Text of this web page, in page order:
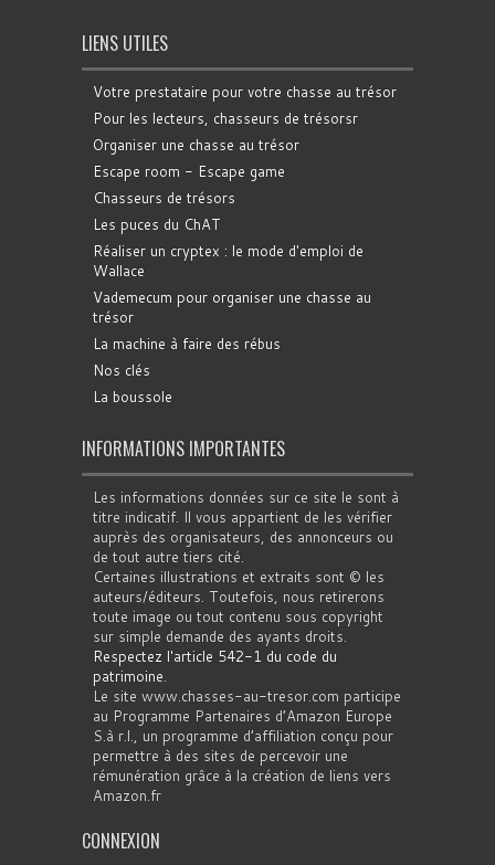
LIENS UTILES
Votre prestataire pour votre chasse au trésor
Pour les lecteurs, chasseurs de trésorsr
Organiser une chasse au trésor
Escape room - Escape game
Chasseurs de trésors
Les puces du ChAT
Réaliser un cryptex : le mode d'emploi de
Wallace
Vademecum pour organiser une chasse au
trésor
La machine à faire des rébus
Nos clés
La boussole
INFORMATIONS IMPORTANTES
Les informations données sur ce site le sont à
titre indicatif. Il vous appartient de les vérifier
auprès des organisateurs, des annonceurs ou
de tout autre tiers cité.
Certaines illustrations et extraits sont © les
auteurs/éditeurs. Toutefois, nous retirerons
toute image ou tout contenu sous copyright
sur simple demande des ayants droits.
Respectez l'article 542-1 du code du
patrimoine.
Le site www.chasses-au-tresor.com participe
au Programme Partenaires d’Amazon Europe
S.à r.l., un programme d’affiliation conçu pour
permettre à des sites de percevoir une
rémunération grâce à la création de liens vers
Amazon.fr
CONNEXION